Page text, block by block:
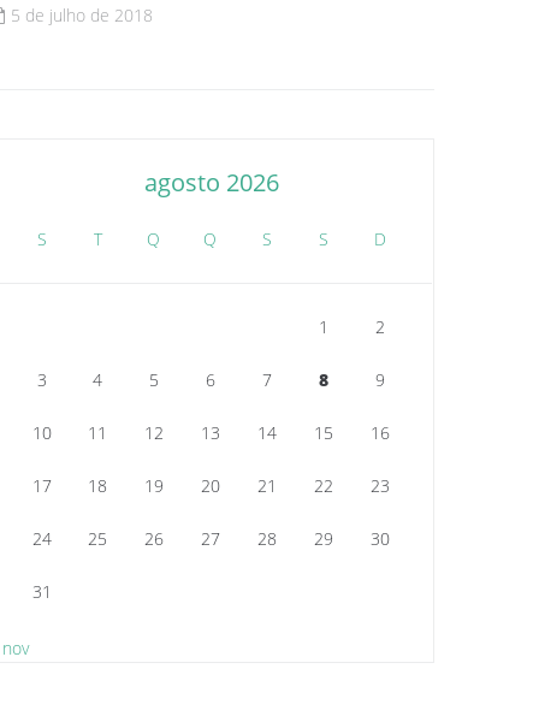
5 de julho de 2018
agosto 2026
S T Q Q S S D
1 2
3 4 5 6 7 8 9
10 11 12 13 14 15 16
17 18 19 20 21 22 23
24 25 26 27 28 29 30
31